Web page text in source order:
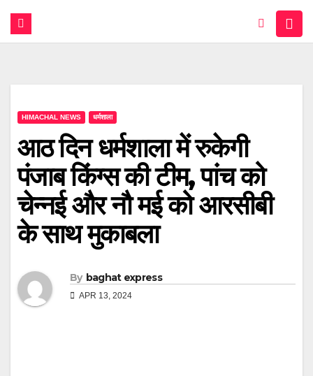
HIMACHAL NEWS धर्मशाला
आठ दिन धर्मशाला में रुकेगी
पंजाब किंग्स की टीम, पांच को
चेन्नई और नौ मई को आरसीबी
के साथ मुकाबला
By baghat express
APR 13, 2024